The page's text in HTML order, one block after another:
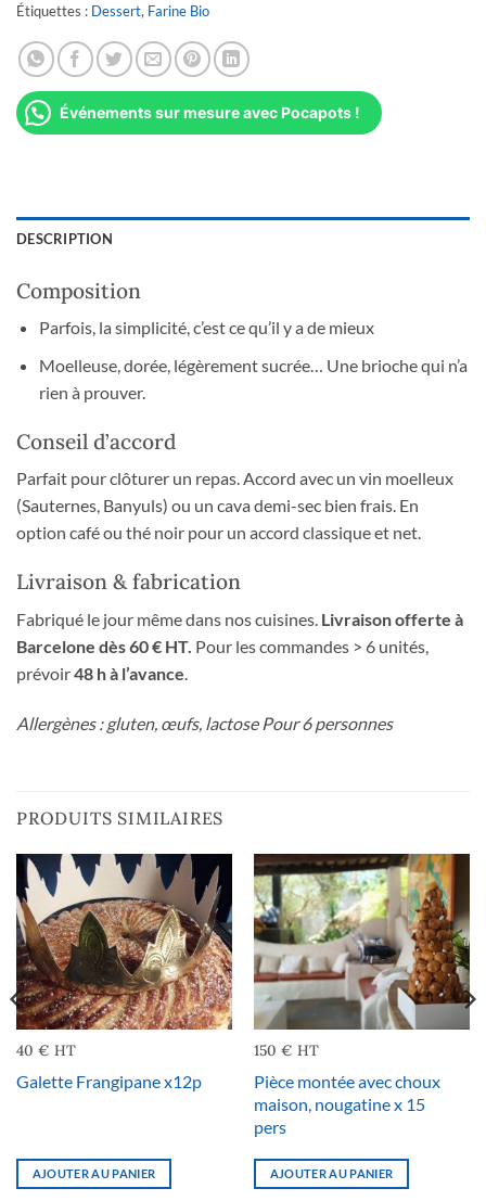
Étiquettes : Dessert, Farine Bio
Événements sur mesure avec Pocapots !
DESCRIPTION
Composition
Parfois, la simplicité, c’est ce qu’il y a de mieux
Moelleuse, dorée, légèrement sucrée… Une brioche qui n’a
rien à prouver.
Conseil d’accord
Parfait pour clôturer un repas. Accord avec un vin moelleux
(Sauternes, Banyuls) ou un cava demi-sec bien frais. En
option café ou thé noir pour un accord classique et net.
Livraison & fabrication
Fabriqué le jour même dans nos cuisines. Livraison offerte à
Barcelone dès 60 € HT. Pour les commandes > 6 unités,
prévoir48 h à l’avance
Allergènes : gluten, œufs, lactose Pour 6 personnes
PRODUITS SIMILAIRES
40 € HT
Galette Frangipane x12p
AJOUTER AU PANIER
150 € HT
Pièce montée avec choux
maison, nougatine x 15
pers
AJOUTER AU PANIER